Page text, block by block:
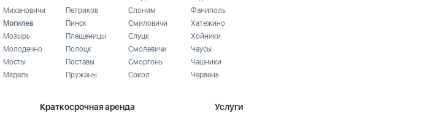
Михановичи
Могилев
Мозырь
Молодечно
Мосты
Мядель
Петриков
Пинск
Плещеницы
Полоцк
Поставы
Пружаны
Слоним
Смиловичи
Слуцк
Смолевичи
Сморгонь
Сокол
Фаниполь
Хатежино
Хойники
Чаусы
Чашники
Червень
Краткосрочная аренда Услуги